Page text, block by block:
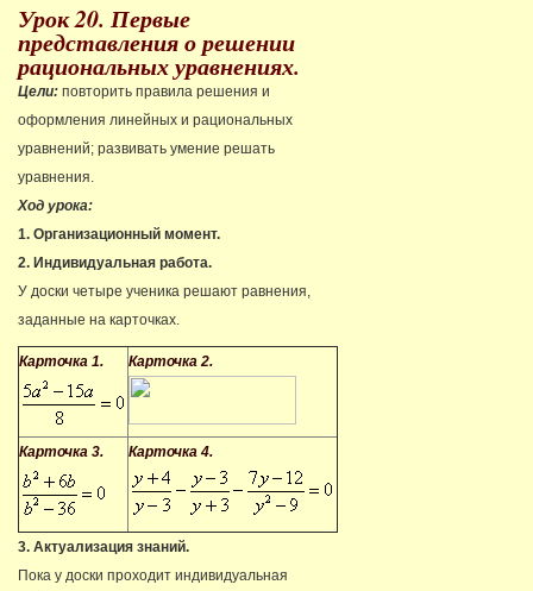
Урок 20. Первые
представления о решении
рациональных уравнениях.
Цели: повторить правила решения и
оформления линейных и рациональных
уравнений; развивать умение решать
уравнения.
Ход урока:
1. Организационный момент.
2. Индивидуальная работа.
У доски четыре ученика решают равнения,
заданные на карточках.
Карточка 1. Карточка 2.
Карточка 3. Карточка 4.
3. Актуализация знаний.
Пока у доски проходит индивидуальная